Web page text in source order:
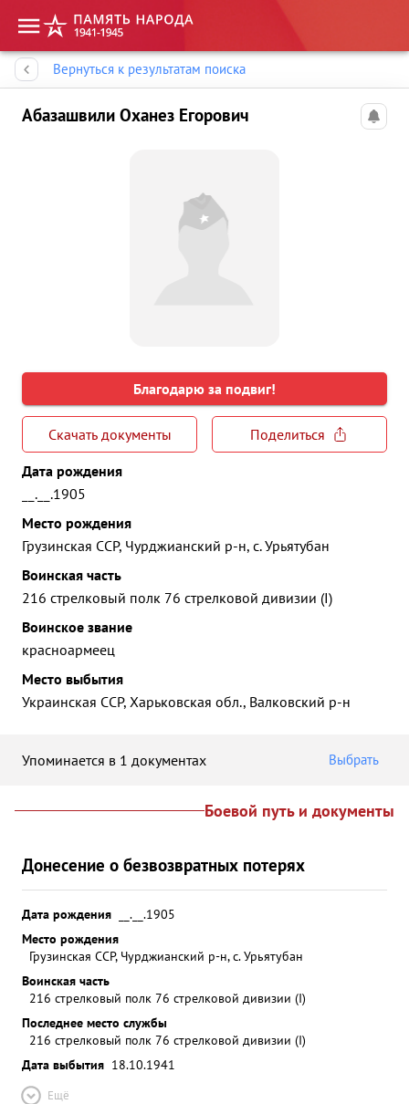
Вернуться к результатам поиска
Абазашвили Оханез Егорович
Благодарю за подвиг!
Скачать документы
Поделиться
Дата рождения
__.__.1905
Место рождения
Грузинская ССР, Чурджианский р-н, с. Урьятубан
Воинская часть
216 стрелковый полк 76 стрелковой дивизии (I)
Воинское звание
красноармеец
Место выбытия
Украинская ССР, Харьковская обл., Валковский р-н
Упоминается в 1 документах Выбрать
Боевой путь и документы
Донесение о безвозвратных потерях
Дата рождения
__.__.1905
Место рождения
Грузинская ССР, Чурджианский р-н, с. Урьятубан
Воинская часть
216 стрелковый полк 76 стрелковой дивизии (I)
Последнее место службы
216 стрелковый полк 76 стрелковой дивизии (I)
Дата выбытия 18.10.1941
Ещё
Память народа